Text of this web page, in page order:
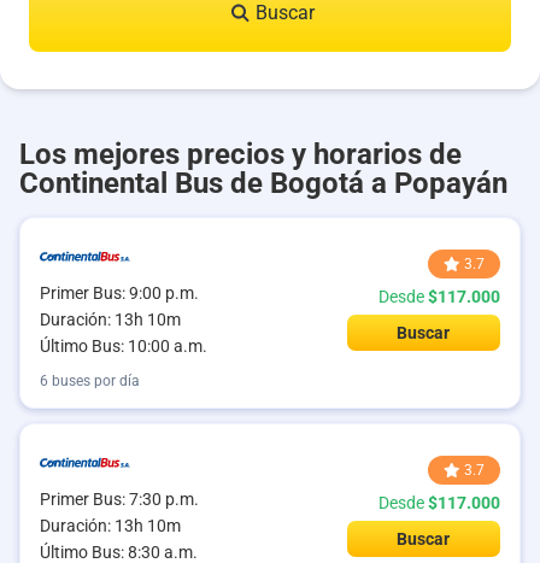
Buscar
Los mejores precios y horarios de
Continental Bus de Bogotá a Popayán
Primer Bus: 9:00 p.m.
Duración: 13h 10m
Último Bus: 10:00 a.m.
3.7
Desde$117.000
Buscar
6 buses por día
Primer Bus: 7:30 p.m.
Duración: 13h 10m
Último Bus: 8:30 a.m.
3.7
Desde$117.000
Buscar